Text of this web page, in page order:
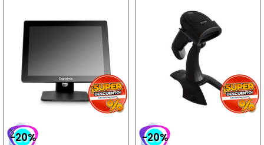
-20% -20%